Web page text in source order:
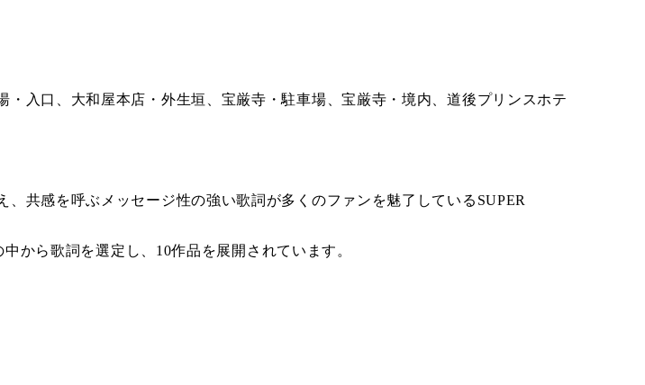
入口、大和屋本店・外生垣、宝厳寺・駐車場、宝厳寺・境内、道後プリンスホテ
共感を呼ぶメッセージ性の強い歌詞が多くのファンを魅了しているSUPER
から歌詞を選定し、10作品を展開されています。